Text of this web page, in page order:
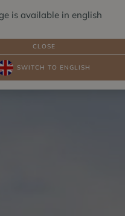
ZIMMER
is available in english
CLOSE
SWITCH TO ENGLISH